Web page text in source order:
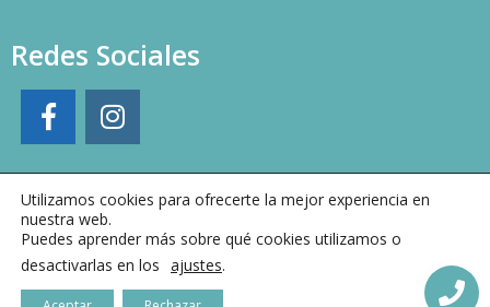
Redes Sociales
Utilizamos cookies para ofrecerte la mejor experiencia en
nuestra web.
Puedes aprender más sobre qué cookies utilizamos o
desactivarlas en los ajustes.